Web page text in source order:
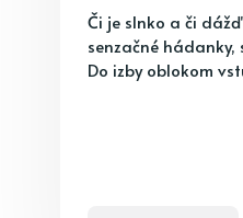
Či je slnko a či
senzačné
Do izby oblokom